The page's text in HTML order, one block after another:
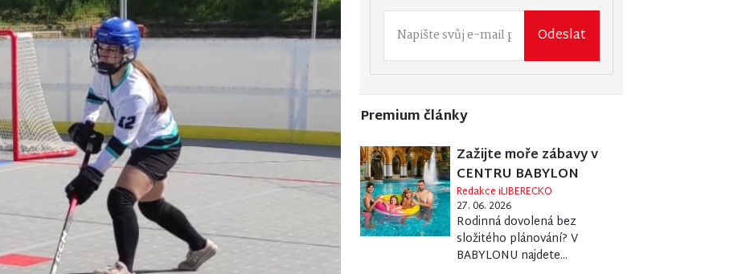
Odeslat
Premium články
Zažijte moře zábavy v
CENTRU BABYLON
Redakce iLIBERECKO
27. 06. 2026
Rodinná dovolená bez
složitého plánování? V
BABYLONU najdete...